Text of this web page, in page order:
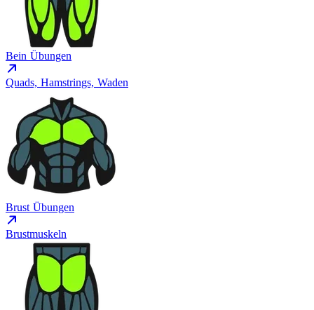
Bein Übungen
Quads, Hamstrings, Waden
Brust Übungen
Brustmuskeln